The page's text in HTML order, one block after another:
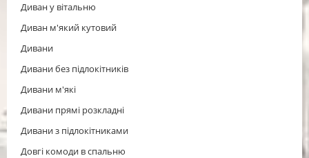
Диван у вітальню
Диван м'який кутовий
Дивани
Дивани без підлокітників
Дивани м'які
Дивани прямі розкладні
Дивани з підлокітниками
Довгі комоди в спальню